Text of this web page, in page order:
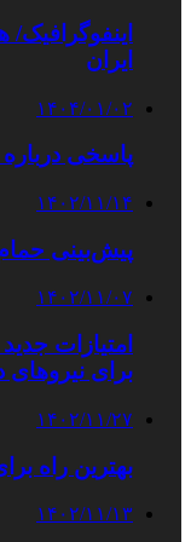
ایران
۱۴۰۴/۰۱/۰۲
پاسخی درباره فروش
۱۴۰۲/۱۱/۱۴
پیش‌بینی
۱۴۰۲/۱۱/۰۷
امتیازات
برای نیروهای
۱۴۰۲/۱۱/۲۷
بهترین راه
۱۴۰۲/۱۱/۱۳